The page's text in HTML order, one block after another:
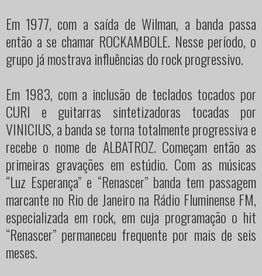
Em 1977, com a saída de Wilman, a banda passa
então a se chamar ROCKAMBOLE. Nesse período, o
grupo já mostrava influências do rock progressivo.
Em 1983, com a inclusão de teclados tocados por
CURI e guitarras sintetizadoras tocadas por
VINICIUS, a banda se torna totalmente progressiva e
recebe o nome de ALBATROZ. Começam então as
primeiras gravações em estúdio. Com as músicas
“Luz Esperança” e “Renascer” banda tem passagem
marcante no Rio de Janeiro na Rádio Fluminense FM,
especializada em rock, em cuja programação o hit
“Renascer” permaneceu frequente por mais de seis
meses.